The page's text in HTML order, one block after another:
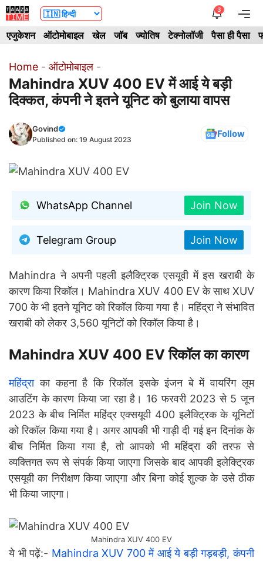
Skip
to
content
3
एजुकेशन ऑटोमोबाइल खेल जॉब ज्योतिष टेक्नोलॉजी पैसा ही पैसा
Home - ऑटोमोबाइल -
Mahindra XUV 400 EV में आई ये बड़ी
दिक्कत, कंपनी ने इतने यूनिट को बुलाया वापस
Govind
Published on: 19 August 2023 Follow
WhatsApp Channel Join Now
Telegram Group Join Now
Mahindra ने अपनी पहली इलैक्ट्रिक एसयूवी में इस खराबी के
कारण किया रिकॉल। Mahindra XUV 400 EV के साथ XUV
700 के भी इतने यूनिट को रिकॉल किया गया है। महिंद्रा ने संभावित
खराबी को लेकर 3,560 यूनिटों को रिकॉल किया है।
Mahindra XUV 400 EV रिकॉल का कारण
महिंद्राका कहना है कि रिकॉल इसके इंजन बे में वायरिंग लूम
आउटिंग के कारण किया जा रहा है। 16 फरवरी 2023 से 5 जून
2023 के बीच निर्मित महिंद्र एक्सयूवी 400 इलैक्ट्रिक के यूनिटों
को रिकॉल किया गया है। अगर आपकी भी गाड़ी दी गई इन दिनांक के
बीच निर्मित किया गया है, तो आपको भी महिंद्रा की तरफ से
व्यक्तिगत रूप से संपर्क किया जाएगा जिसके बाद आपकी इलेक्ट्रिक
एसयूवी का निरीक्षण किया जाएगा और बिना कोई शुल्क के उसे ठीक
भी किया जाएगा।
Mahindra XUV 400 EV
ये भी पढ़ें:- Mahindra XUV 700 में आई ये बड़ी गड़बड़ी, कंपनी